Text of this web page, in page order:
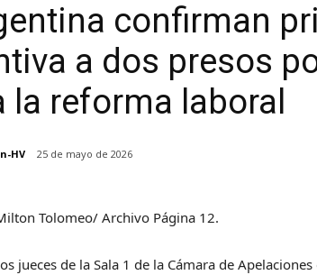
confirman
a dos presos
la reforma laboral
HV 25 de mayo de 2026
Tolomeo/ Archivo Página 12.
jueces de la Sala 1 de la Cámara de